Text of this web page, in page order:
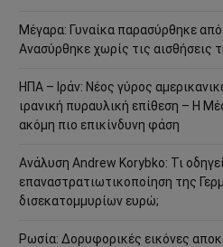
Μέγαρα: Γυναίκα παρασύρθηκε
Ανασύρθηκε χωρίς τις αισθήσεις
ΗΠΑ – Ιράν: Νέος γύρος
ιρανική πυραυλική επίθεση – Η
ακόμη πιο επικίνδυνη φάση
Ανάλυση Andrew Korybko: Τι
επαναστρατιωτικοποίηση της
δισεκατομμυρίων ευρώ;
Ρωσία: Δορυφορικές εικόνες